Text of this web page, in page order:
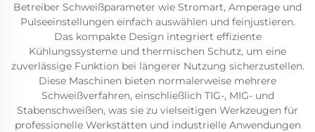
Betreiber Schweißparameter wie Stromart, Amperage und
Pulseeinstellungen einfach auswählen und feinjustieren.
Das kompakte Design integriert effiziente
Kühlungssysteme und thermischen Schutz, um eine
zuverlässige Funktion bei längerer Nutzung sicherzustellen.
Diese Maschinen bieten normalerweise mehrere
Schweißverfahren, einschließlich TIG-, MIG- und
Stabenschweißen, was sie zu vielseitigen Werkzeugen für
professionelle Werkstätten und industrielle Anwendungen